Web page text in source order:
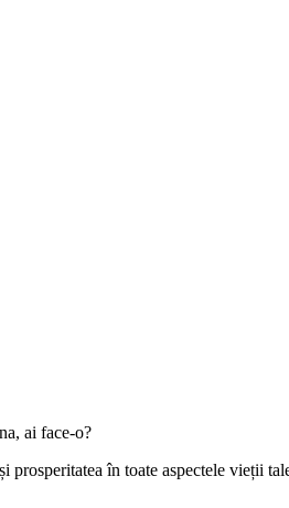
ai face-o?
în toate aspectele vieții